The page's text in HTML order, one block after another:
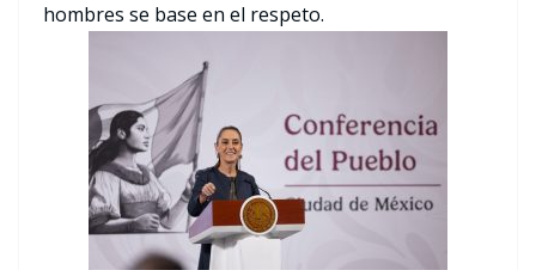
hombres se base en el respeto.